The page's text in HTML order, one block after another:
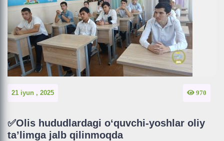
21 iyun , 2025 970
✅Olis hududlardagi o‘quvchi-yoshlar oliy
ta’limga jalb qilinmoqda